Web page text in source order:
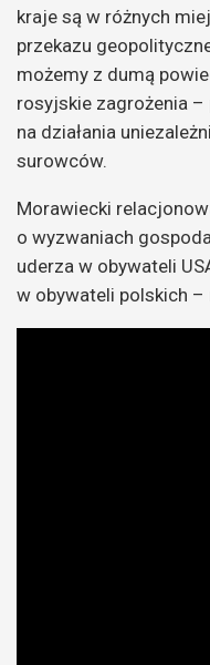
kraje są w różnych
przekazu
możemy z dumą
rosyjskie zagrożenia –
na działania
surowców.
Morawiecki
o wyzwaniach
uderza w obywateli
w obywateli polskich –